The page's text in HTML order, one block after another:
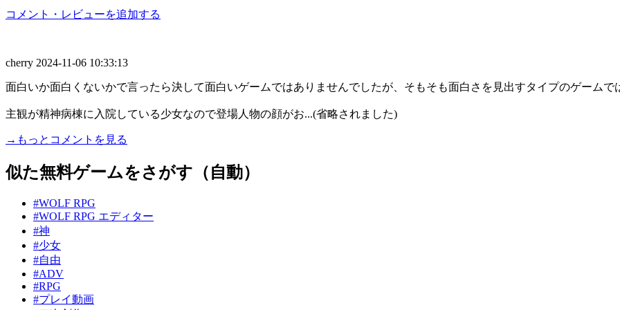
コメント・レビューを追加する
cherry 2024-11-06 10:33:13
面白いか面白くないかで言ったら決して面白いゲームではありませんでしたが、そもそも面白さを見出すタイプのゲームで
主観が精神病棟に入院している少女なので登場人物の顔がお...(省略されました)
→もっとコメントを見る
似た無料ゲームをさがす（自動）
#WOLF RPG
#WOLF RPG エディター
#神
#少女
#自由
#ADV
#RPG
#プレイ動画